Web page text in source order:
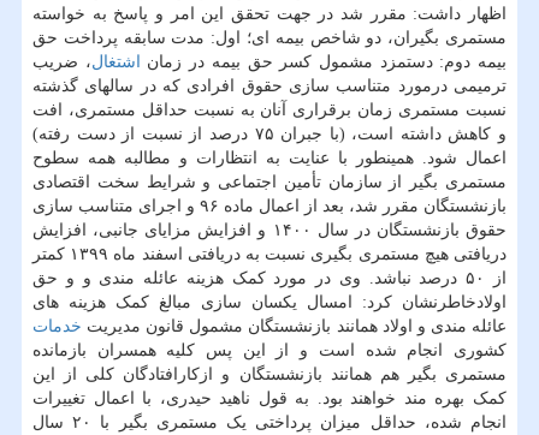
اظهار داشت: مقرر شد در جهت تحقق این امر و پاسخ به خواسته
مستمری بگیران، دو شاخص بیمه ای؛ اول: مدت سابقه پرداخت حق
بیمه دوم: دستمزد مشمول کسر حق بیمه در زمان اشتغال، ضریب
ترمیمی درمورد متناسب سازی حقوق افرادی که در سالهای گذشته
نسبت مستمری زمان برقراری آنان به نسبت حداقل مستمری، افت
و کاهش داشته است، (با جبران ۷۵ درصد از نسبت از دست رفته)
اعمال شود. همینطور با عنایت به انتظارات و مطالبه همه سطوح
مستمری بگیر از سازمان تأمین اجتماعی و شرایط سخت اقتصادی
بازنشستگان مقرر شد، بعد از اعمال ماده ۹۶ و اجرای متناسب سازی
حقوق بازنشستگان در سال ۱۴۰۰ و افزایش مزایای جانبی، افزایش
دریافتی هیچ مستمری بگیری نسبت به دریافتی اسفند ماه ۱۳۹۹ کمتر
از ۵۰ درصد نباشد. وی در مورد کمک هزینه عائله مندی و و حق
اولادخاطرنشان کرد: امسال یکسان سازی مبالغ کمک هزینه های
عائله مندی و اولاد همانند بازنشستگان مشمول قانون مدیریت خدمات
کشوری انجام شده است و از این پس کلیه همسران بازمانده
مستمری بگیر هم همانند بازنشستگان و ازکارافتادگان کلی از این
کمک بهره مند خواهند بود. به قول ناهید حیدری، با اعمال تغییرات
انجام شده، حداقل میزان پرداختی یک مستمری بگیر با ۲۰ سال